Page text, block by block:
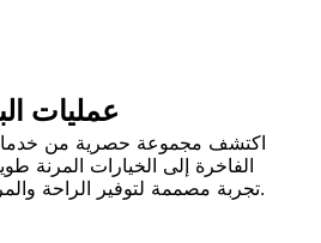
عمليات
اكتشف مجموعة حصرية من خدمات
الفاخرة إلى الخيارات المرنة
تجربة مصممة لتوفير الراحة والمرونة والتميز في كل رحلة.